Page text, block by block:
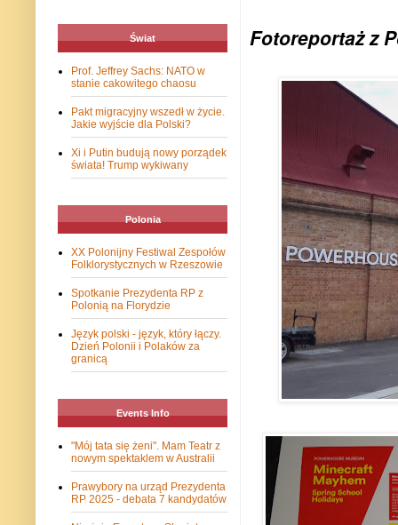
Fotoreportaż z
Świat
Prof. Jeffrey Sachs: NATO w
stanie cakowitego chaosu
Pakt migracyjny wszedł w życie.
Jakie wyjście dla Polski?
Xi i Putin budują nowy porządek
świata! Trump wykiwany
Polonia
XX Polonijny Festiwal Zespołów
Folklorystycznych w Rzeszowie
Spotkanie Prezydenta RP z
Polonią na Florydzie
Język polski - język, który łączy.
Dzień Polonii i Polaków za
granicą
Events Info
"Mój tata się żeni". Mam Teatr z
nowym spektaklem w Australii
Prawybory na urząd Prezydenta
RP 2025 - debata 7 kandydatów